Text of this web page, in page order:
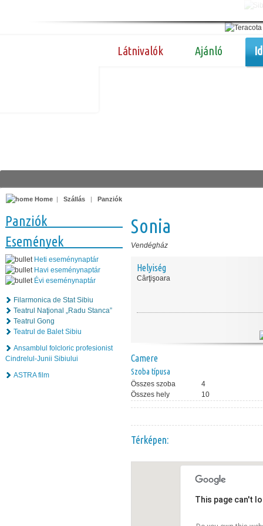
Látnivalók Ajánló
Home | Szállás | Panziók
Panziók
Események
Heti eseménynaptár
Havi eseménynaptár
Évi eseménynaptár
Filarmonica de Stat Sibiu
Teatrul Naţional „Radu Stanca”
Teatrul Gong
Teatrul de Balet Sibiu
Ansamblul folcloric profesionist
Cindrelul-Junii Sibiului
ASTRA film
Sonia
Vendégház
Helyiség
Cârţişoara
Camere
Szoba típusa
Összes szoba
4
Összes hely
10
Térképen:
This page can't